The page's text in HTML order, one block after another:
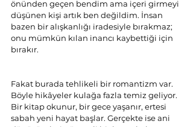
önünden geçen bendim ama içeri girmeyi
düşünen kişi artık ben değildim. İnsan
bazen bir alışkanlığı iradesiyle bırakmaz;
onu mümkün kılan inancı kaybettiği için
bırakır.
Fakat burada tehlikeli bir romantizm var.
Böyle hikâyeler kulağa fazla temiz geliyor.
Bir kitap okunur, bir gece yaşanır, ertesi
sabah yeni hayat başlar. Gerçekte ise ani